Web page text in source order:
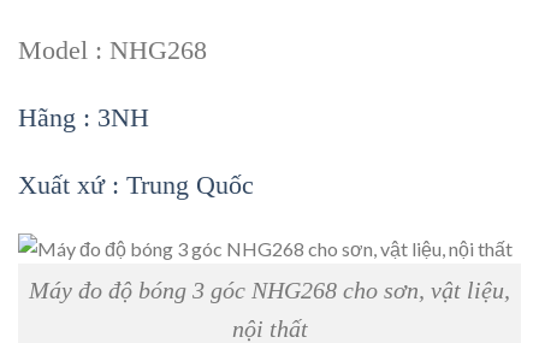
Model : NHG268
Hãng : 3NH
Xuất xứ : Trung Quốc
Máy đo độ bóng 3 góc NHG268 cho sơn, vật liệu,
nội thất